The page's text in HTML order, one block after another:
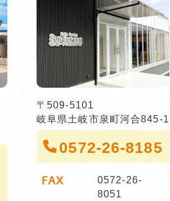
〒509-5101
岐阜県土岐市泉町河合845-1
0572-26-8185
FAX
0572-26-
8051